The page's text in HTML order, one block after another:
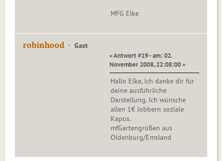
MFG Elke
robinhood Gast
« Antwort #19 - am: 02.
November 2008, 22:08:00 »
Hallo Elke, ich danke dir für
deine ausführliche
Darstellung. Ich wünsche
allen 1€ Jobbern soziale
Kapos.
mfGartengrüßen aus
Oldenburg/Emsland